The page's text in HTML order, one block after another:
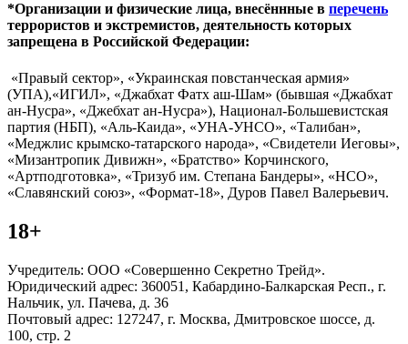
*Организации и физические лица, внесённные в перечень
террористов и экстремистов, деятельность которых
запрещена в Российской Федерации:
«Правый сектор», «Украинская повстанческая армия»
(УПА),«ИГИЛ», «Джабхат Фатх аш-Шам» (бывшая «Джабхат
ан-Нусра», «Джебхат ан-Нусра»), Национал-Большевистская
партия (НБП), «Аль-Каида», «УНА-УНСО», «Талибан»,
«Меджлис крымско-татарского народа», «Свидетели Иеговы»,
«Мизантропик Дивижн», «Братство» Корчинского,
«Артподготовка», «Тризуб им. Степана Бандеры», «НСО»,
«Славянский союз», «Формат-18», Дуров Павел Валерьевич.
18+
Учредитель: ООО «Совершенно Секретно Трейд».
Юридический адрес: 360051, Кабардино-Балкарская Респ., г.
Нальчик, ул. Пачева, д. 36
Почтовый адрес: 127247, г. Москва, Дмитровское шоссе, д.
100, стр. 2